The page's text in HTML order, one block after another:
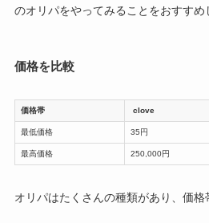
のオリパをやってみることをおすすめ
価格を比較
価格帯 clove
最低価格 35円
最高価格 250,000円
オリパはたくさんの種類があり、価格